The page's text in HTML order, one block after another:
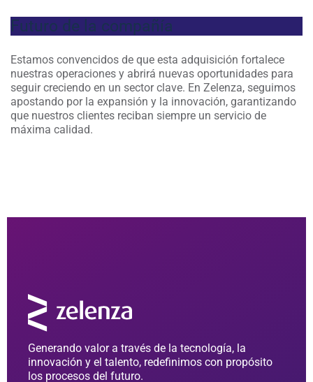
Futuro de la compañía
Estamos convencidos de que esta adquisición fortalece
nuestras operaciones y abrirá nuevas oportunidades para
seguir creciendo en un sector clave. En Zelenza, seguimos
apostando por la expansión y la innovación, garantizando
que nuestros clientes reciban siempre un servicio de
máxima calidad.
Generando valor a través de la tecnología, la
innovación y el talento, redefinimos con propósito
los procesos del futuro.